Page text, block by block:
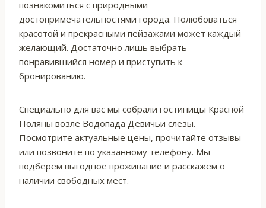
познакомиться с природными
достопримечательностями города. Полюбоваться
красотой и прекрасными пейзажами может каждый
желающий. Достаточно лишь выбрать
понравившийся номер и приступить к
бронированию.
Специально для вас мы собрали гостиницы Красной
Поляны возле Водопада Девичьи слезы.
Посмотрите актуальные цены, прочитайте отзывы
или позвоните по указанному телефону. Мы
подберем выгодное проживание и расскажем о
наличии свободных мест.